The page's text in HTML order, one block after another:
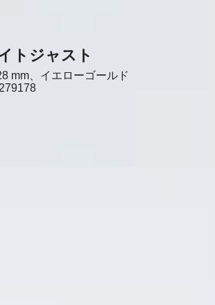
トジャスト
mm、イエローゴールド
279178